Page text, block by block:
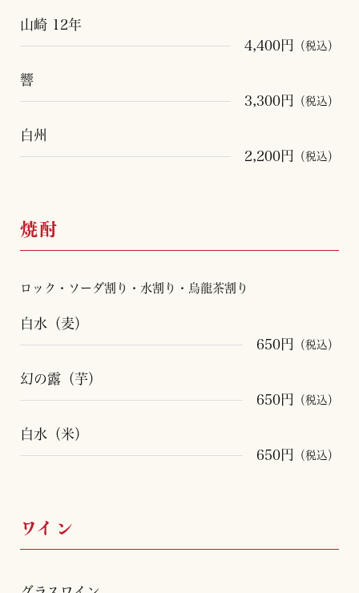
山崎 12年
4,400円
（税込）
響
3,300円
（税込）
白州
2,200円
（税込）
焼酎
ロック・ソーダ割り・水割り・烏龍茶割り
白水（麦）
650円
（税込）
幻の露（芋）
650円
（税込）
白水（米）
650円
（税込）
ワイン